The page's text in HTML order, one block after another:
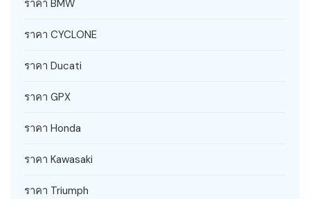
ราคา BMW
ราคา CYCLONE
ราคา Ducati
ราคา GPX
ราคา Honda
ราคา Kawasaki
ราคา Triumph